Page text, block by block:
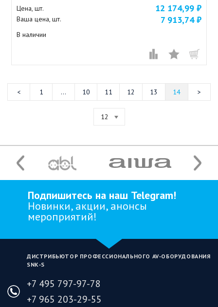
Цена, шт. 12 174,99 ₽
Ваша цена, шт. 7 913,74 ₽
В наличии
1 ... 10 11 12 13 14
12
Подпишитесь на наш Telegram!
Новинки, акции, анонсы
мероприятий!
ДИСТРИБЬЮТОР ПРОФЕССИОНАЛЬНОГО AV‑ОБОРУДОВАНИЯ
SNK‑S
+7 495 797-97-78
+7 965 203-29-55